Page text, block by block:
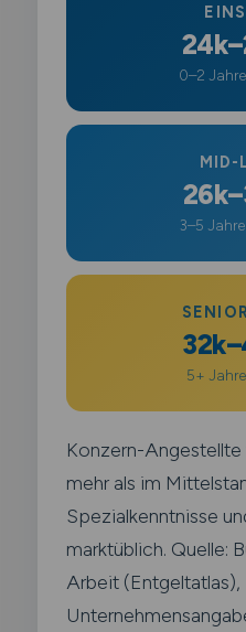
0–2
MID-
3–5
5+
Konzern-
mehr als im
Spezialkenntnisse
marktüblich. Quelle:
Arbeit (Entgeltatlas),